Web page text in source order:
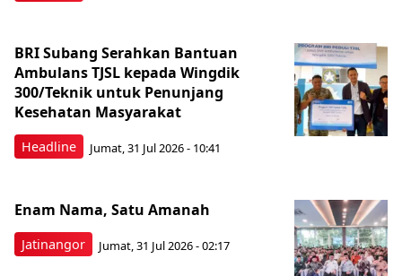
Headline
BRI Subang Serahkan Bantuan
Ambulans TJSL kepada Wingdik
300/Teknik untuk Penunjang
Kesehatan Masyarakat ​
Jumat, 31 Jul 2026 - 10:41
Jatinangor
Enam Nama, Satu Amanah
Jumat, 31 Jul 2026 - 02:17